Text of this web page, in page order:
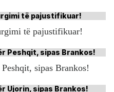
të pajustifikuar!
sipas Brankos!